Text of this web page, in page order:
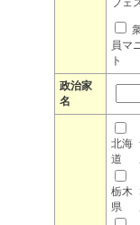
フェ
員マ
ト
政治家
名
北海
道
栃木
県